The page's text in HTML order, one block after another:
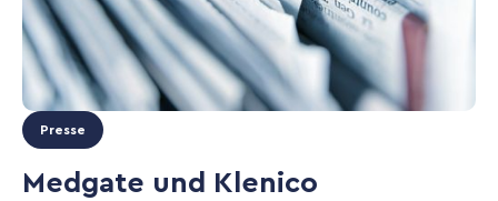
Presse
Medgate und Klenico